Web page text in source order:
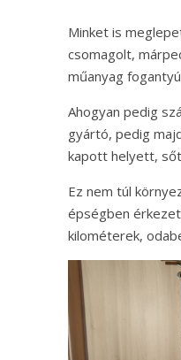
Minket is
csomagolt,
műanyag
Ahogyan pedig
gyártó, pedig
kapott helyett,
Ez nem túl
épségben
kilométerek,